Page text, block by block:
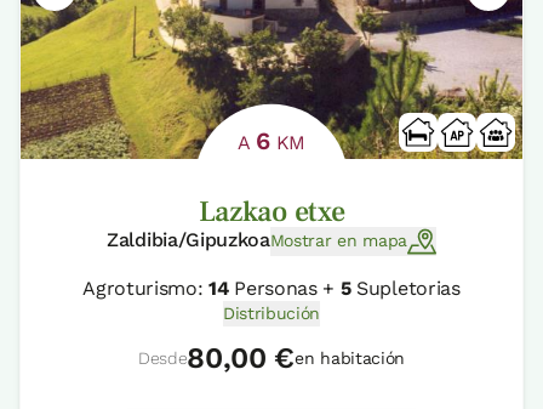
A 6 KM
Lazkao etxe
Zaldibia/GipuzkoaMostrar en mapa
Agroturismo:14Personas + 5Supletorias
Distribución
Desde80,00 €en habitación